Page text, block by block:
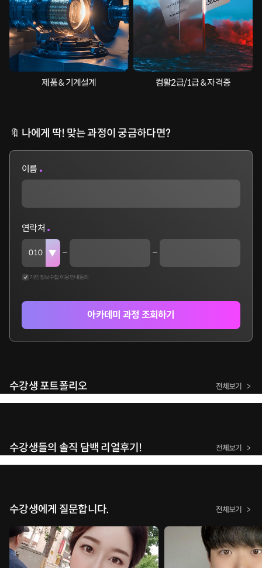
제품 & 기계설계 컴활2급/1급 & 자격증
🔖 나에게 딱! 맞는 과정이 궁금하다면?
이름
연락처
개인정보수집 이용안내동의
아카데미 과정 조회하기
수강생 포트폴리오 전체보기
수강생들의 솔직 담백 리얼후기! 전체보기
수강생에게 질문합니다. 전체보기